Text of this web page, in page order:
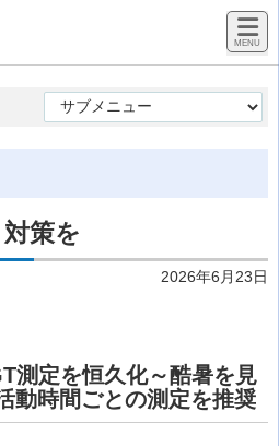
策を
2026年6月23日
測定を恒久化～酷暑を見
動時間ごとの測定を推奨